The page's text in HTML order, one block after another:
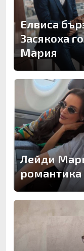
Елвиса
Засякоха
Мария
Лейди